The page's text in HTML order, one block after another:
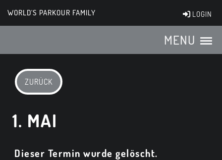
WORLD'S PARKOUR FAMILY LOGIN
MENU
ZURÜCK
1. MAI
Dieser Termin wurde gelöscht.